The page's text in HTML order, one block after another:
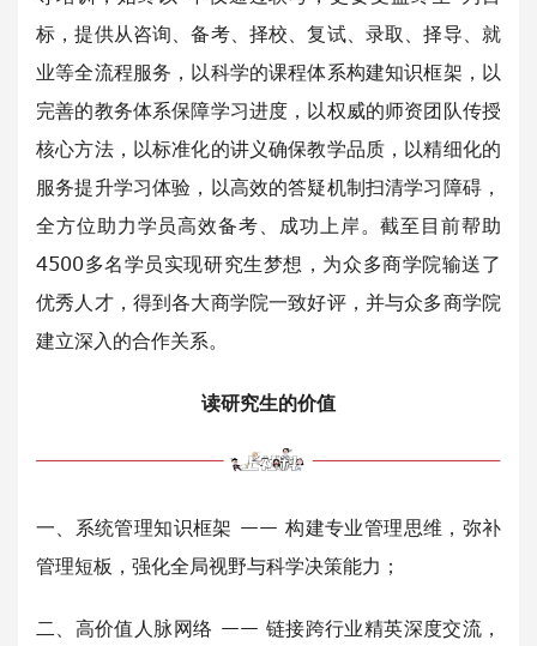
标，提供从咨询、备考、择校、复试、录取、择导、就
业等全流程服务，以科学的课程体系构建知识框架，以
完善的教务体系保障学习进度，以权威的师资团队传授
核心方法，以标准化的讲义确保教学品质，以精细化的
服务提升学习体验，以高效的答疑机制扫清学习障碍，
全方位助力学员高效备考、成功上岸。截至目前帮助
4500多名学员实现研究生梦想，为众多商学院输送了
优秀人才，得到各大商学院一致好评，并与众多商学院
建立深入的合作关系。
读研究生的价值
一、系统管理知识框架 —— 构建专业管理思维，弥补
管理短板，强化全局视野与科学决策能力；
二、高价值人脉网络 —— 链接跨行业精英深度交流，